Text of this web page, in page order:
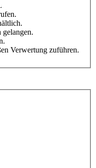
Verwertung zuführen.